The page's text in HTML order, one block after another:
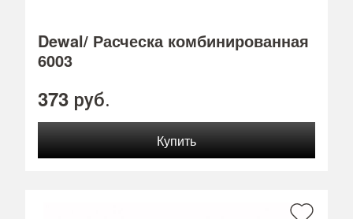
Dewal/ Расческа комбинированная
6003
373 руб.